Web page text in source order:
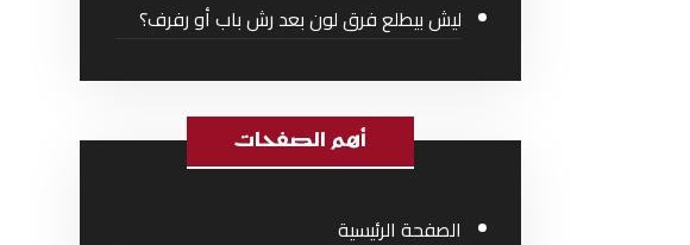
ليش بيطلع فرق لون بعد رش باب أو رفرف؟
أهم الصفحات
الصفحة الرئيسية